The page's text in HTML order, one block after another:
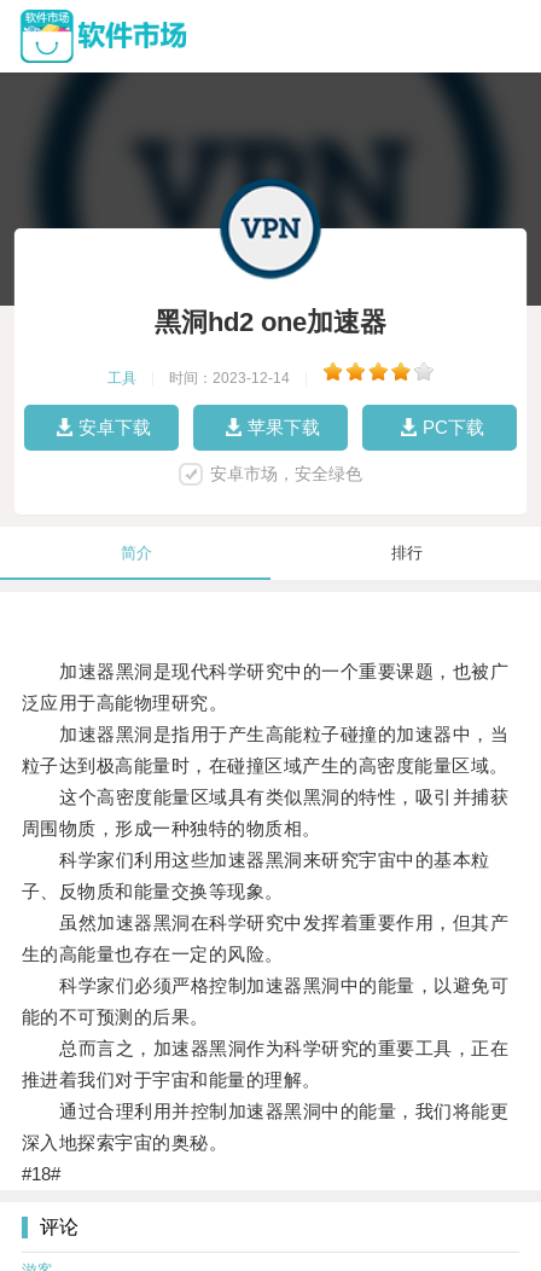
黑洞hd2 one加速器
工具 时间：2023-12-14
安卓下载 苹果下载 PC下载
安卓市场，安全绿色
简介 排行
加速器黑洞是现代科学研究中的一个重要课题，也被广
泛应用于高能物理研究。
加速器黑洞是指用于产生高能粒子碰撞的加速器中，当
粒子达到极高能量时，在碰撞区域产生的高密度能量区域。
这个高密度能量区域具有类似黑洞的特性，吸引并捕获
周围物质，形成一种独特的物质相。
科学家们利用这些加速器黑洞来研究宇宙中的基本粒
子、反物质和能量交换等现象。
虽然加速器黑洞在科学研究中发挥着重要作用，但其产
生的高能量也存在一定的风险。
科学家们必须严格控制加速器黑洞中的能量，以避免可
能的不可预测的后果。
总而言之，加速器黑洞作为科学研究的重要工具，正在
推进着我们对于宇宙和能量的理解。
通过合理利用并控制加速器黑洞中的能量，我们将能更
深入地探索宇宙的奥秘。
#18#
评论